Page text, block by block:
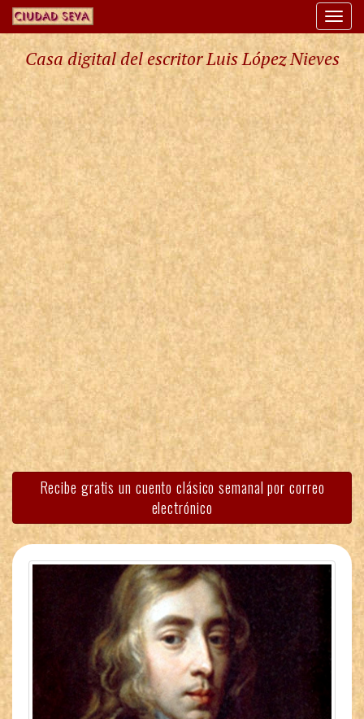
Casa digital del escritor Luis López Nieves
Recibe gratis un cuento clásico semanal por correo
electrónico